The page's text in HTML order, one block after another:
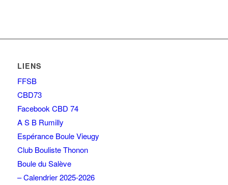
LIENS
FFSB
CBD73
Facebook CBD 74
A S B Rumilly
Espérance Boule Vieugy
Club Bouliste Thonon
Boule du Salève
– Calendrier 2025-2026